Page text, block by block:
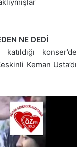
NE DEDİ
konser’de
Keman Usta’dı